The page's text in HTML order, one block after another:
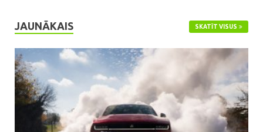
JAUNĀKAIS SKATĪT VISUS